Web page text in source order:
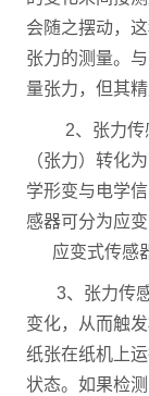
会随之摆动，
张力的测量。
量张力，但其
2、张力
（张力）转化
学形变与电学
感器可分为应
应变式传感
3、张力传
变化，从而触
纸张在纸机上
状态。如果检